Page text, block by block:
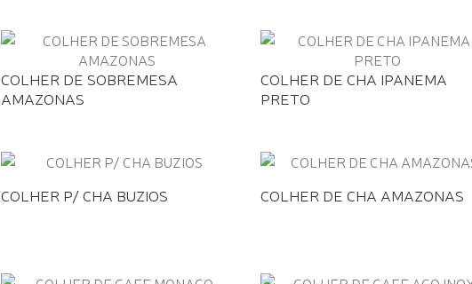
COLHER DE SOBREMESA
AMAZONAS
COLHER DE CHA IPANEMA
PRETO
COLHER P/ CHA BUZIOS COLHER DE CHA AMAZONAS